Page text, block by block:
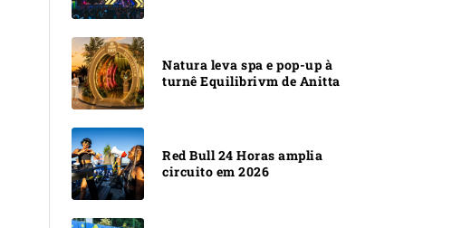
Natura leva spa e pop-up à
turnê Equilibrivm de Anitta
Red Bull 24 Horas amplia
circuito em 2026